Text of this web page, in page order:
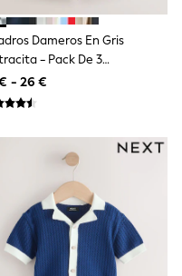
Dameros En Gris
- Pack De 3
Cortos De Punto (3
- 7 Años)
- 26 €